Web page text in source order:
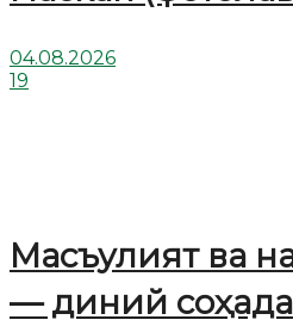
04.08.2026
19
Масъулият ва
— диний